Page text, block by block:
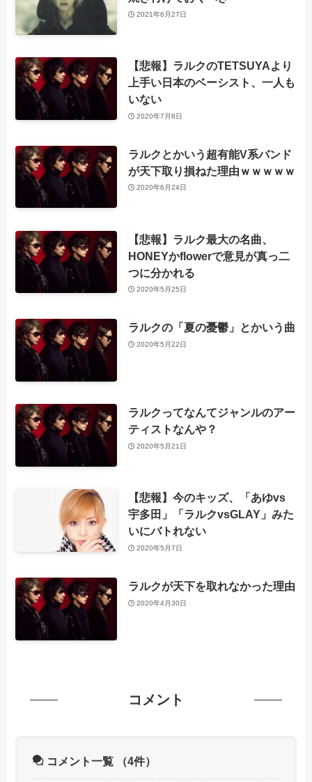
2021年6月27日
【悲報】ラルクのTETSUYAより
上手い日本のベーシスト、一人も
いない
2020年7月8日
ラルクとかいう超有能V系バンド
が天下取り損ねた理由ｗｗｗｗｗ
2020年6月24日
【悲報】ラルク最大の名曲、
HONEYかflowerで意見が真っ二
つに分かれる
2020年5月25日
ラルクの「夏の憂鬱」とかいう曲
2020年5月22日
ラルクってなんてジャンルのアー
ティストなんや？
2020年5月21日
【悲報】今のキッズ、「あゆvs
宇多田」「ラルクvsGLAY」みた
いにバトれない
2020年5月7日
ラルクが天下を取れなかった理由
2020年4月30日
コメント
コメント一覧 （4件）